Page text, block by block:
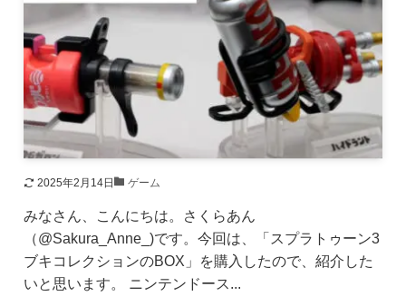
2025年2月14日 ゲーム
みなさん、こんにちは。さくらあん
（@Sakura_Anne_)です。今回は、「スプラトゥーン3
ブキコレクションのBOX」を購入したので、紹介した
いと思います。 ニンテンドース...